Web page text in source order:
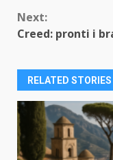
Next:
Creed: pronti i
RELATED STORIES